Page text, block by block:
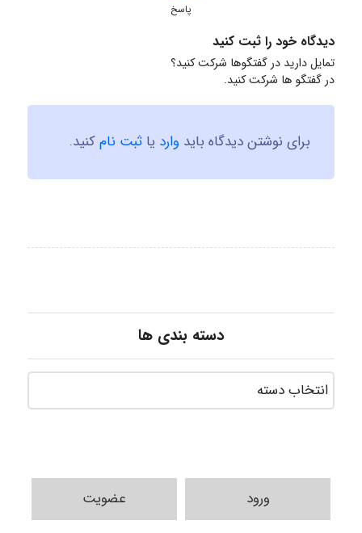
پاسخ
دیدگاه خود را ثبت کنید
تمایل دارید در گفتگوها شرکت کنید؟
در گفتگو ها شرکت کنید.
برای نوشتن دیدگاه باید وارد یا ثبت نامکنید.
دسته بندی ها
ورود عضویت